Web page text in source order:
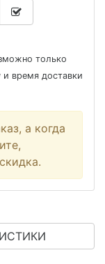
только
и время доставки
а когда